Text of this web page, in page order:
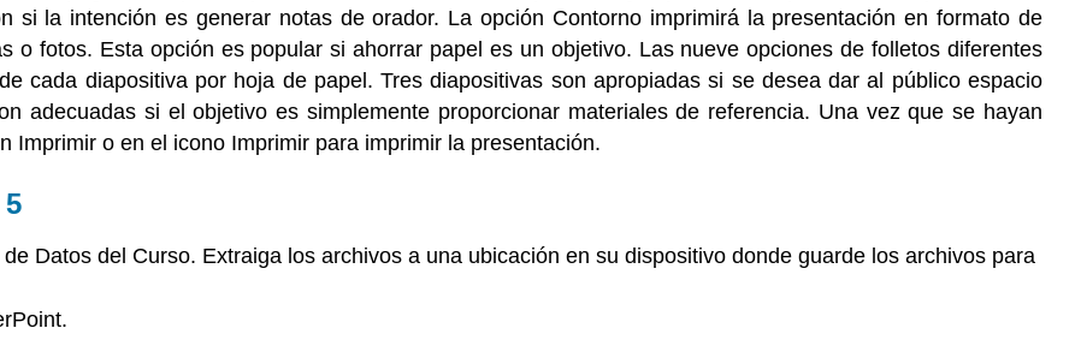
si la intención es generar notas de orador. La opción Contorno imprimirá la presentación en formato de
o fotos. Esta opción es popular si ahorrar papel es un objetivo. Las nueve opciones de folletos diferentes
cada diapositiva por hoja de papel. Tres diapositivas son apropiadas si se desea dar al público espacio
adecuadas si el objetivo es simplemente proporcionar materiales de referencia. Una vez que se hayan
Imprimir o en el icono Imprimir para imprimir la presentación.
Datos del Curso. Extraiga los archivos a una ubicación en su dispositivo donde guarde los archivos para